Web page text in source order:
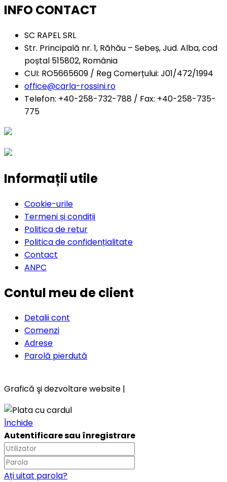
INFO CONTACT
SC RAPEL SRL
Str. Principală nr. 1, Răhău – Sebeș, Jud. Alba, cod
poștal 515802, România
CUI: RO5665609 / Reg Comerțului: J01/472/1994
office@carla-rossini.ro
Telefon: +40-258-732-788 / Fax: +40-258-735-
775
Informații utile
Cookie-urile
Termeni și condiții
Politica de retur
Politica de confidențialitate
Contact
ANPC
Contul meu de client
Detalii cont
Comenzi
Adrese
Parolă pierdută
Grafică şi dezvoltare website |
Închide
Autentificare sau înregistrare
Ați uitat parola?